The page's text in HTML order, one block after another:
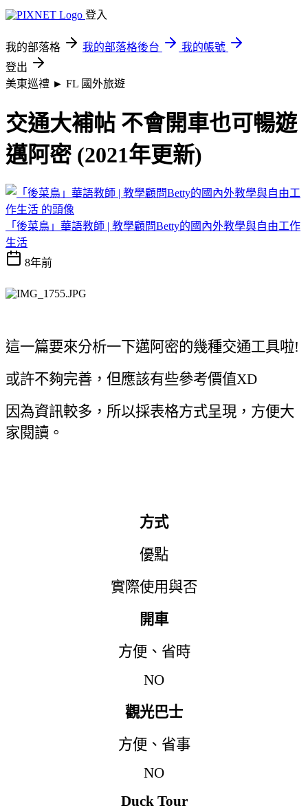
登入
我的部落格 我的部落格後台
我的帳號
登出
美東巡禮 ► FL 國外旅遊
交通大補帖 不會開車也可暢遊
邁阿密 (2021年更新)
「後菜鳥」華語教師 | 教學顧問Betty的國內外教學與自由工作
生活
8年前
這一篇要來分析一下邁阿密的幾種交通工具啦!
或許不夠完善 ， 但應該有些參考價值XD
因為資訊較多 ， 所以採表格方式呈現 ， 方便大
家閱讀 。
方式
優點
實際使用與否
開車
方便 、 省時
NO
觀光巴士
方便 、 省事
NO
Duck Tour